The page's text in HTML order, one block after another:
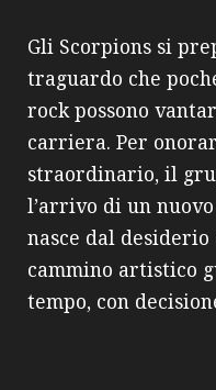
Gli Scorpions si
traguardo che
rock possono
carriera. Per
straordinario, il
l’arrivo di un
nasce dal
cammino artistico
tempo, con